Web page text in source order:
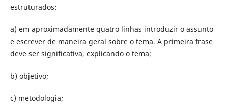
estruturados:
a) em aproximadamente quatro linhas introduzir o assunto
e escrever de maneira geral sobre o tema. A primeira frase
deve ser significativa, explicando o tema;
b) objetivo;
c) metodologia;